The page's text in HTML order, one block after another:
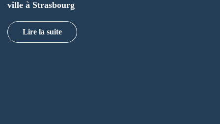
ville à Strasbourg
Lire la suite